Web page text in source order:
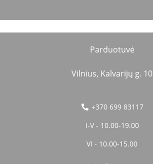
Parduotuvė
Vilnius, Kalvarijų g. 10
+370 699 83117
I-V - 10.00-19.00
VI - 10.00-15.00